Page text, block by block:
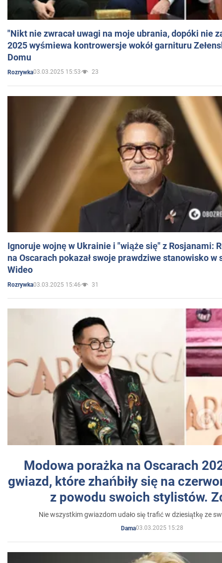
"Nikt nie zwracał uwagi na moje ubrania, dopóki nie
2025 wyśmiewa kontrowersje wokół garnituru
Domu
Rozrywka03.03.2025 15:53 23
Ignoruje wojnę w Ukrainie i "wiąże się" z Rosjanami:
na Oscarach pokazał swoje prawdziwe stanowisko w
Wideo
Rozrywka03.03.2025 15:46 31
Modowa porażka na Oscarach
gwiazd, które zhańbiły się na
z powodu swoich stylistów.
Nie wszystkim gwiazdom udało się trafić w dziesiątkę ze
Dama03.03.2025 15:28